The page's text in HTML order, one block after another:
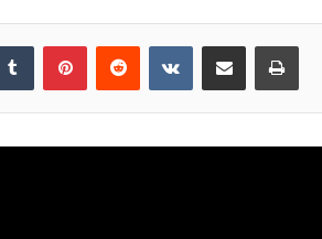
Tumblr PinterestReddit VKontakteShare via Email Print